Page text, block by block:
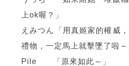
上ok喔？」
えみつん「用真姬家的權威
禮物，一定馬上就擊墜了啦～
Pile 「原來如此～」